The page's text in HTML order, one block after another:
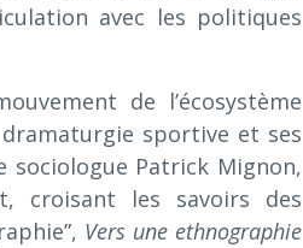
avec les politiques
de l’écosystème
sportive et ses
Patrick Mignon,
croisant les savoirs des
Vers une ethnographie